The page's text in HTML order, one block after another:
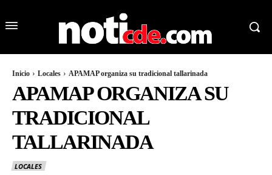
Inicio Locales APAMAP organiza su tradicional tallarinada
APAMAP ORGANIZA SU
TRADICIONAL
TALLARINADA
LOCALES